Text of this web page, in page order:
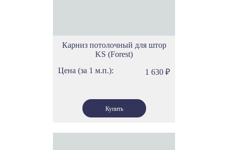
Карниз потолочный для штор
KS (Forest)
Цена (за 1 м.п.):
1 630 ₽